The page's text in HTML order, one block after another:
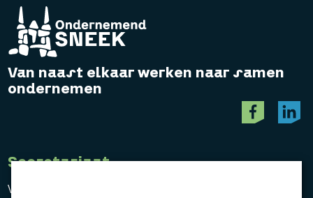
Van naast elkaar werken naar samen
ondernemen
Secretariaat
Vereniging Ondernemend Sneek